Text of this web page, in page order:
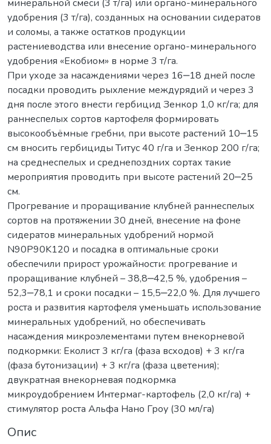
минеральной смеси (3 т/га) или органо-минерального
удобрения (3 т/га), созданных на основании сидератов
и соломы, а также остатков продукции
растениеводства или внесение органо-минерального
удобрения «Екобиом» в норме 3 т/га.
При уходе за насаждениями через 16‒18 дней после
посадки проводить рыхление междурядий и через 3
дня после этого внести гербицид Зенкор 1,0 кг/га; для
раннеспелых сортов картофеля формировать
высокообъёмные гребни, при высоте растений 10‒15
см вносить гербициды Титус 40 г/га и Зенкор 200 г/га;
на среднеспелых и среднепоздних сортах такие
мероприятия проводить при высоте растений 20‒25
см.
Прогревание и проращивание клубней раннеспелых
сортов на протяжении 30 дней, внесение на фоне
сидератов минеральных удобрений нормой
N90P90K120 и посадка в оптимальные сроки
обеспечили прирост урожайности: прогревание и
проращивание клубней – 38,8‒42,5 %, удобрения –
52,3‒78,1 и сроки посадки – 15,5‒22,0 %. Для лучшего
роста и развития картофеля уменьшать использование
минеральных удобрений, но обеспечивать
насаждения микроэлементами путем внекорневой
подкормки: Еколист 3 кг/га (фаза всходов) + 3 кг/га
(фаза бутонизации) + 3 кг/га (фаза цветения);
двукратная внекорневая подкормка
микроудобрением Интермаг-картофель (2,0 кг/га) +
стимулятор роста Альфа Нано Гроу (30 мл/га)
Опис